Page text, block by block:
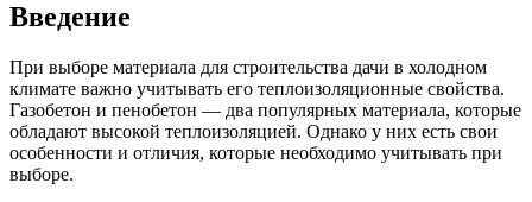
Введение
При выборе материала для строительства дачи в холодном
климате важно учитывать его теплоизоляционные свойства.
Газобетон и пенобетон — два популярных материала, которые
обладают высокой теплоизоляцией. Однако у них есть свои
особенности и отличия, которые необходимо учитывать при
выборе.